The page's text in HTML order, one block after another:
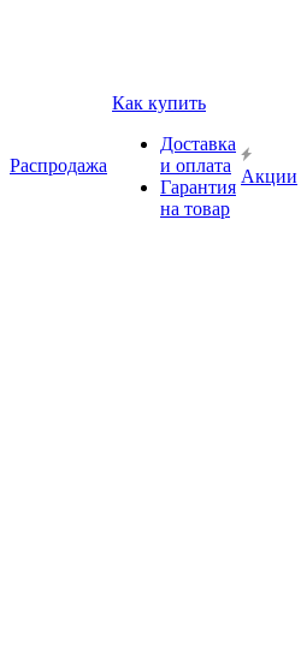
Распродажа
Как купить
Доставка
и оплата
Гарантия
на товар
Акции